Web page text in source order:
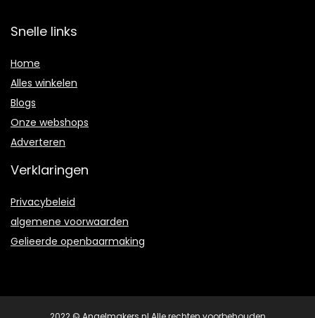
Snelle links
Home
Alles winkelen
Blogs
Onze webshops
Adverteren
Verklaringen
Privacybeleid
algemene voorwaarden
Gelieerde openbaarmaking